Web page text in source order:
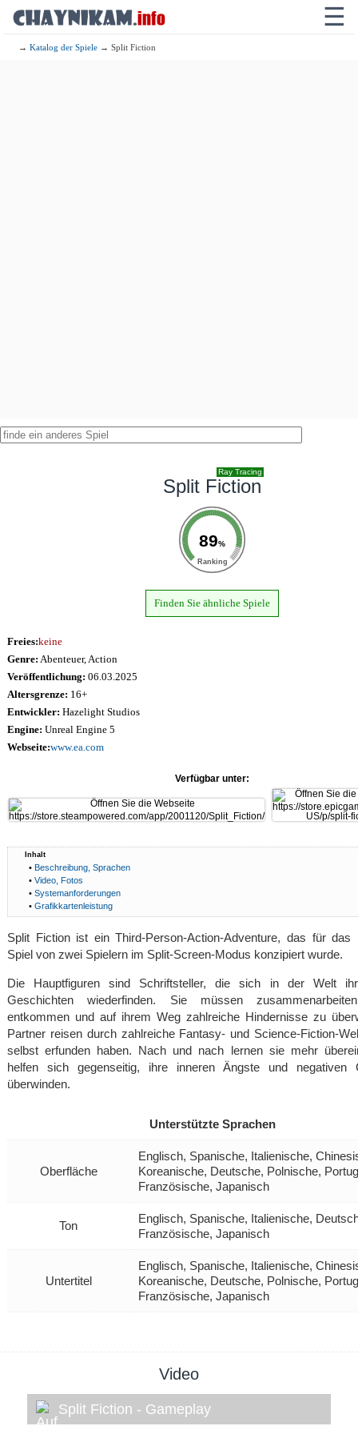
☰
→Katalog der Spiele → Split Fiction
Ray Tracing
Split Fiction
89%
Ranking
Finden Sie ähnliche Spiele
Freies:keine
Genre: Abenteuer, Action
Veröffentlichung: 06.03.2025
Altersgrenze: 16+
Entwickler: Hazelight Studios
Engine: Unreal Engine 5
Webseite:www.ea.com
Verfügbar unter:
Inhalt
• Beschreibung, Sprachen
• Video, Fotos
• Systemanforderungen
• Grafikkartenleistung
Split Fiction ist ein Third-Person-Action-Adventure, das für das
Spiel von zwei Spielern im Split-Screen-Modus konzipiert wurde.
Die Hauptfiguren sind Schriftsteller, die sich in der Welt
Geschichten wiederfinden. Sie müssen
entkommen und auf ihrem Weg zahlreiche Hindernisse zu
Partner reisen durch zahlreiche Fantasy- und Science-Fiction-
selbst erfunden haben. Nach und nach lernen sie mehr
helfen sich gegenseitig, ihre inneren Ängste und negativen
überwinden.
Unterstützte Sprachen
Oberfläche
Englisch, Spanische, Italienische,
Koreanische, Deutsche, Polnische,
Französische, Japanisch
Ton
Englisch, Spanische, Italienische,
Französische, Japanisch
Untertitel
Englisch, Spanische, Italienische,
Koreanische, Deutsche, Polnische,
Französische, Japanisch
Video
Split Fiction - Gameplay